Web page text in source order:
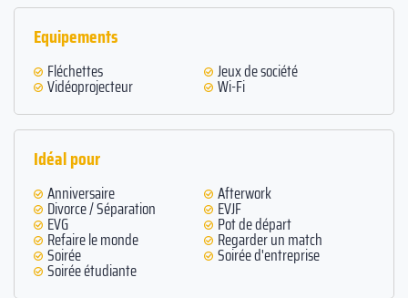
Equipements
Fléchettes Jeux de société
Vidéoprojecteur Wi-Fi
Idéal pour
Anniversaire Afterwork
Divorce / Séparation EVJF
EVG Pot de départ
Refaire le monde Regarder un match
Soirée Soirée d'entreprise
Soirée étudiante